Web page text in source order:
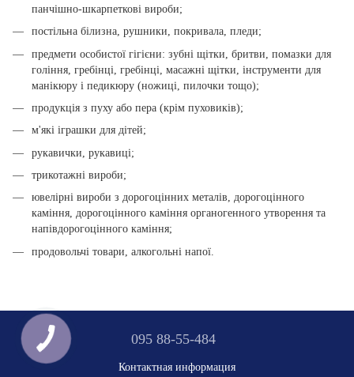
панчішно-шкарпеткові вироби;
постільна білизна, рушники, покривала, пледи;
предмети особистої гігієни: зубні щітки, бритви, помазки для
гоління, гребінці, гребінці, масажні щітки, інструменти для
манікюру і педикюру (ножиці, пилочки тощо);
продукція з пуху або пера (крім пуховиків);
м'які іграшки для дітей;
рукавички, рукавиці;
трикотажні вироби;
ювелірні вироби з дорогоцінних металів, дорогоцінного
каміння, дорогоцінного каміння органогенного утворення та
напівдорогоцінного каміння;
продовольчі товари, алкогольні напої.
095 88-55-484
Контактная информация